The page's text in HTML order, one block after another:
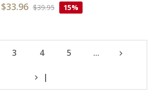
$33.96 $39.95 15%
3 4 5 ...
|